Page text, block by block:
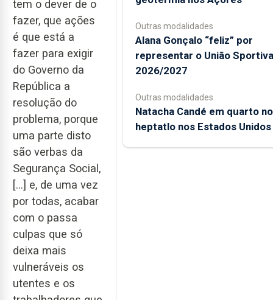
tem o dever de o
fazer, que ações
é que está a
fazer para exigir
do Governo da
República a
resolução do
problema, porque
uma parte disto
são verbas da
Segurança Social,
[…] e, de uma vez
por todas, acabar
com o passa
culpas que só
deixa mais
vulneráveis os
utentes e os
Outras modalidades
Alana Gonçalo “feliz” por
representar o União
2026/2027
Outras modalidades
Natacha Candé em quarto no
heptatlo nos Estados Unidos